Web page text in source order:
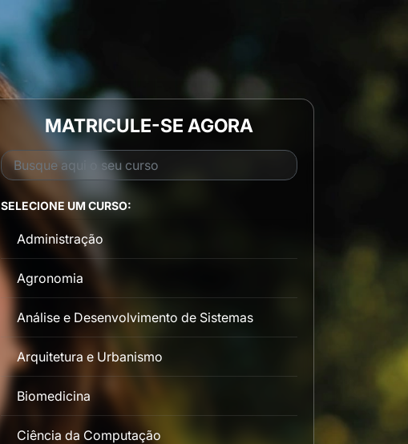
MATRICULE-SE AGORA
SELECIONE UM CURSO:
Administração
Agronomia
Análise e Desenvolvimento de Sistemas
Arquitetura e Urbanismo
Biomedicina
Ciência da Computação